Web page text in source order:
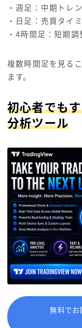
・週足：中期トレ
・日足：売買タイ
・4時間足：短期調
複数時間足を見る
ます。
初心者でも
分析ツール
無料でお